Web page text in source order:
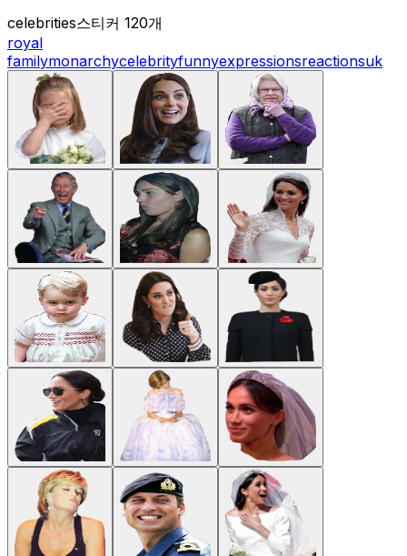
celebrities스티커 120개
royal
familymonarchycelebrityfunnyexpressionsreactionsuk